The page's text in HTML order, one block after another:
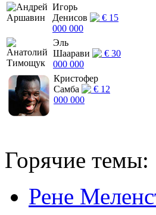
Игорь
Денисов
€ 15
000 000
Эль
Шаарави
€ 30
000 000
Кристофер
Самба
€ 12
000 000
Горячие темы:
Рене